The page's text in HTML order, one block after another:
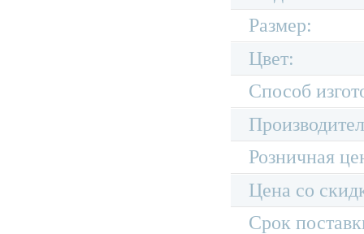
Размер:
Цвет:
Способ
Розничная
Цена со
Срок